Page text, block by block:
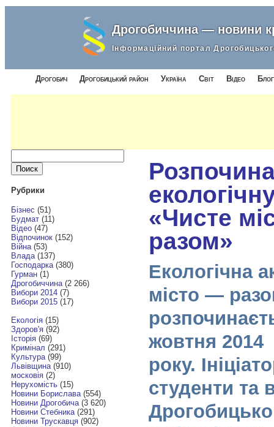
Дрогобиччина — новини
Інформаційний портал
Дрогобич Дрогобицький район Україна Світ Відео
Найти:
Рубрики
Бізнес (51)
Будмат(11)
Відео(47)
Відпочинок(152)
Війна(53)
Влада(137)
Господарка(380)
Гурман(1)
Дрогобиччина(2 266)
Вибори 2014(7)
Вибори 2015(17)
Екологія(15)
Здоров'я(92)
Історія(69)
Кримінал (291)
Культура(99)
Львівщина(910)
московія(2)
Нерухомість(15)
Новини Борислава(554)
Новини Дрогобича(3 620)
Новини Стебника(291)
Новини Трускавця(902)
«Чисте
разом»
Екологічна
місто —
жовтня 2014
року.
студенти та